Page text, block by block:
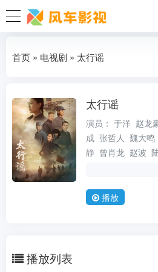
首页 » 电视剧 » 太行谣
太行谣
演员： 于洋 赵龙
成 张哲人 魏大鸣
静 曾肖龙 赵波
类型：中国大陆
状态：更新第24集
播放
播放列表